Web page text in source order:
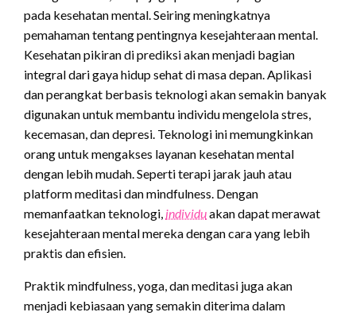
pada kesehatan mental. Seiring meningkatnya
pemahaman tentang pentingnya kesejahteraan mental.
Kesehatan pikiran di prediksi akan menjadi bagian
integral dari gaya hidup sehat di masa depan. Aplikasi
dan perangkat berbasis teknologi akan semakin banyak
digunakan untuk membantu individu mengelola stres,
kecemasan, dan depresi. Teknologi ini memungkinkan
orang untuk mengakses layanan kesehatan mental
dengan lebih mudah. Seperti terapi jarak jauh atau
platform meditasi dan mindfulness. Dengan
memanfaatkan teknologi, individuakan dapat merawat
kesejahteraan mental mereka dengan cara yang lebih
praktis dan efisien.
Praktik mindfulness, yoga, dan meditasi juga akan
menjadi kebiasaan yang semakin diterima dalam